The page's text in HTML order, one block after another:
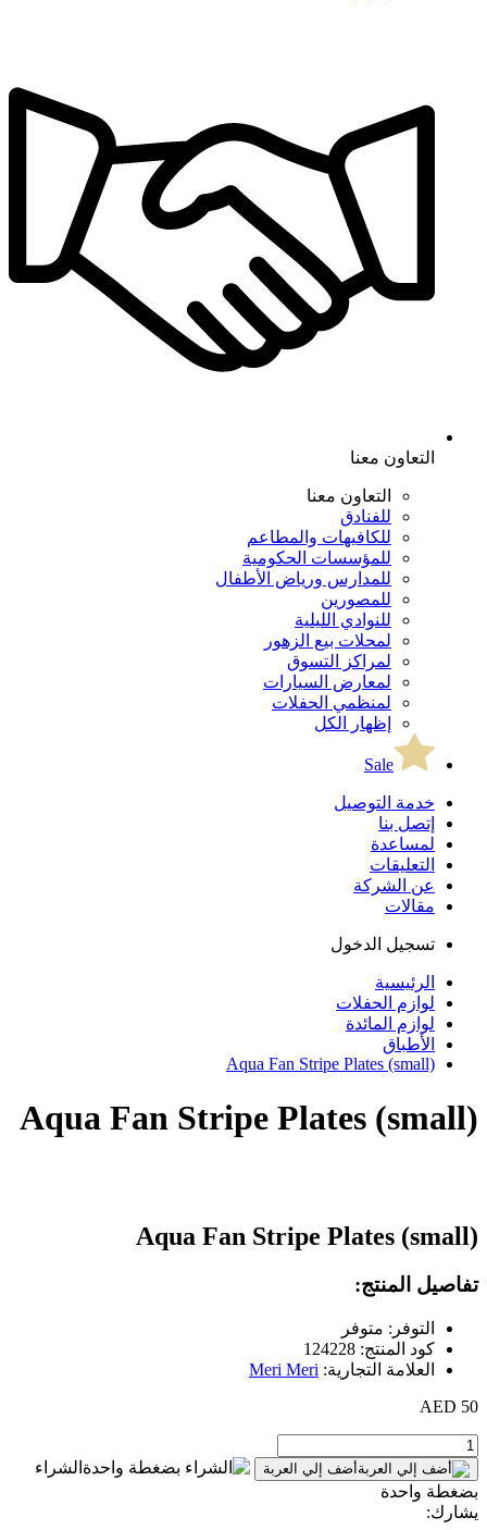
التعاون معنا
التعاون معنا
للفنادق
للكافيهات والمطاعم
للمؤسسات الحكومية
للمدارس ورياض الأطفال
للمصورين
للنوادي الليلية
لمحلات بيع الزهور
لمراكز التسوق
لمعارض السيارات
لمنظمي الحفلات
إظهار الكل
Sale
خدمة التوصيل
إتصل بنا
لمساعدة
التعليقات
عن الشركة
مقالات
تسجيل الدخول
الرئيسية
لوازم الحفلات
لوازم المائدة
الأطباق
Aqua Fan Stripe Plates (small)
Aqua Fan Stripe Plates (small)
Aqua Fan Stripe Plates (small)
تفاصيل المنتج:
التوفر: متوفر
كود المنتج: 124228
العلامة التجارية: Meri Meri
50 AED
أضف إلي العربة
الشراء
بضغطة واحدة
يشارك: